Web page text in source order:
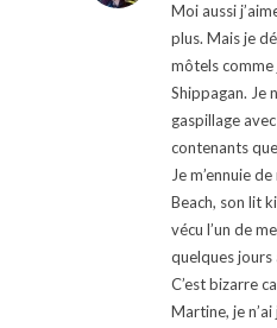
Moi aussi
plus. Mais je
môtels comme
Shippagan. Je
gaspillage
contenants
Je m’ennuie
Beach, son lit
vécu l’un de
quelques jours
C’est bizarre
Martine, je